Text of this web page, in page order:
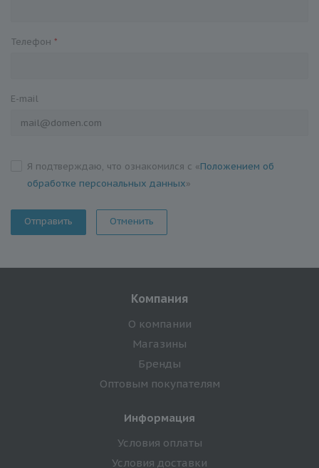
Телефон *
E-mail
Я подтверждаю, что ознакомился с «Положением об
обработке персональных данных»
Отменить
Компания
О компании
Магазины
Бренды
Оптовым покупателям
Информация
Условия оплаты
Условия доставки